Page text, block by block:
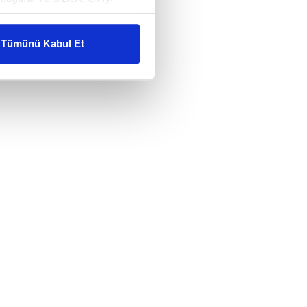
karşılamak
gösterilmeyecektir."
kullanılmaktadır. Bu
sunulması
detaylı bilgi için Ayarlar
Tümünü Kabul Et